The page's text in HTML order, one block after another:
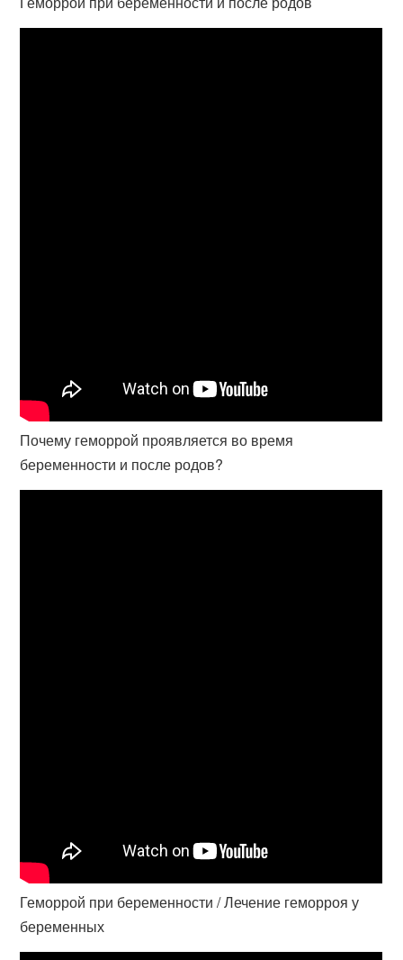
Почему геморрой проявляется во время
беременности и после родов?
Геморрой при беременности / Лечение геморроя у
беременных